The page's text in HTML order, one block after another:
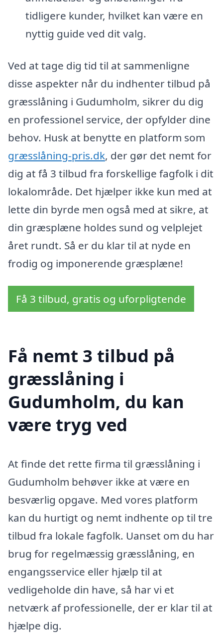
tidligere kunder, hvilket kan være en
nyttig guide ved dit valg.
Ved at tage dig tid til at sammenligne
disse aspekter når du indhenter tilbud på
græsslåning i Gudumholm, sikrer du dig
en professionel service, der opfylder dine
behov. Husk at benytte en platform som
græsslåning-pris.dk, der gør det nemt for
dig at få 3 tilbud fra forskellige fagfolk i dit
lokalområde. Det hjælper ikke kun med at
lette din byrde men også med at sikre, at
din græsplæne holdes sund og velplejet
året rundt. Så er du klar til at nyde en
frodig og imponerende græsplæne!
Få 3 tilbud, gratis og uforpligtende
Få nemt 3 tilbud på
græsslåning i
Gudumholm, du kan
være tryg ved
At finde det rette firma til græsslåning i
Gudumholm behøver ikke at være en
besværlig opgave. Med vores platform
kan du hurtigt og nemt indhente op til tre
tilbud fra lokale fagfolk. Uanset om du har
brug for regelmæssig græsslåning, en
engangsservice eller hjælp til at
vedligeholde din have, så har vi et
netværk af professionelle, der er klar til at
hjælpe dig.